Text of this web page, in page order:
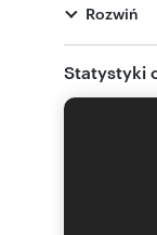
funkcji
publicznymi.
Wydane WZ.
Polecam i
Opis i
Rozwiń
Statystyki